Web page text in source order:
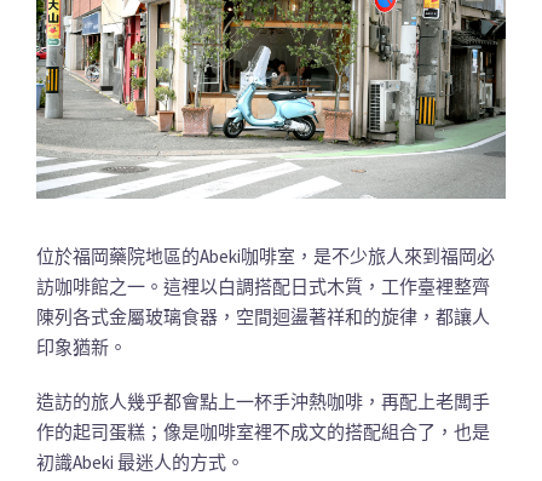
位於福岡藥院地區的Abeki咖啡室，是不少旅人來到福岡必
訪咖啡館之一。這裡以白調搭配日式木質，工作臺裡整齊
陳列各式金屬玻璃食器，空間迴盪著祥和的旋律，都讓人
印象猶新。
造訪的旅人幾乎都會點上一杯手沖熱咖啡，再配上老闆手
作的起司蛋糕；像是咖啡室裡不成文的搭配組合了，也是
初識Abeki 最迷人的方式。